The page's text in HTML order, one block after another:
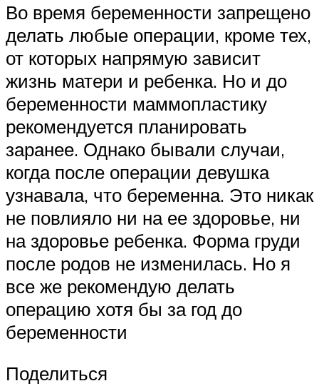
Во время беременности запрещено
делать любые операции, кроме тех,
от которых напрямую зависит
жизнь матери и ребенка. Но и до
беременности маммопластику
рекомендуется планировать
заранее. Однако бывали случаи,
когда после операции девушка
узнавала, что беременна. Это никак
не повлияло ни на ее здоровье, ни
на здоровье ребенка. Форма груди
после родов не изменилась. Но я
все же рекомендую делать
операцию хотя бы за год до
беременности
Поделиться